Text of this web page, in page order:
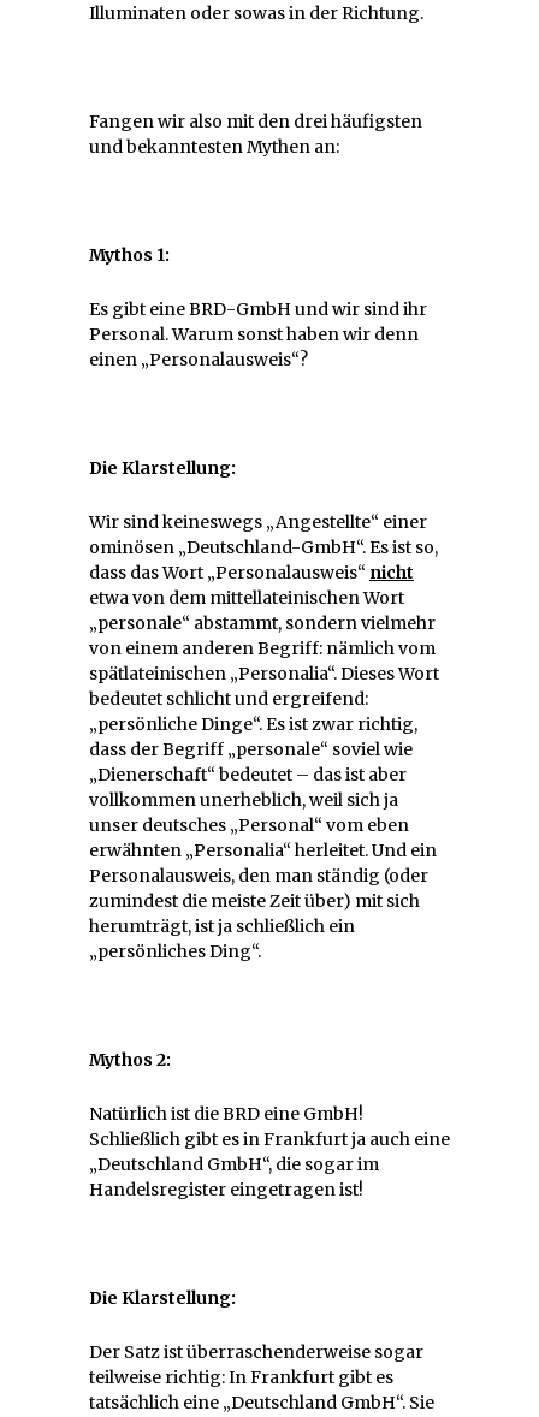
Illuminaten oder sowas in der Richtung.
Fangen wir also mit den drei häufigsten
und bekanntesten Mythen an:
Mythos 1:
Es gibt eine BRD-GmbH und wir sind ihr
Personal. Warum sonst haben wir denn
einen „Personalausweis“?
Die Klarstellung:
Wir sind keineswegs „Angestellte“ einer
ominösen „Deutschland-GmbH“. Es ist so,
dass das Wort „Personalausweis“ nicht
etwa von dem mittellateinischen Wort
„personale“ abstammt, sondern vielmehr
von einem anderen Begriff: nämlich vom
spätlateinischen „Personalia“. Dieses Wort
bedeutet schlicht und ergreifend:
„persönliche Dinge“. Es ist zwar richtig,
dass der Begriff „personale“ soviel wie
„Dienerschaft“ bedeutet – das ist aber
vollkommen unerheblich, weil sich ja
unser deutsches „Personal“ vom eben
erwähnten „Personalia“ herleitet. Und ein
Personalausweis, den man ständig (oder
zumindest die meiste Zeit über) mit sich
herumträgt, ist ja schließlich ein
„persönliches Ding“.
Mythos 2:
Natürlich ist die BRD eine GmbH!
Schließlich gibt es in Frankfurt ja auch eine
„Deutschland GmbH“, die sogar im
Handelsregister eingetragen ist!
Die Klarstellung:
Der Satz ist überraschenderweise sogar
teilweise richtig: In Frankfurt gibt es
tatsächlich eine „Deutschland GmbH“. Sie